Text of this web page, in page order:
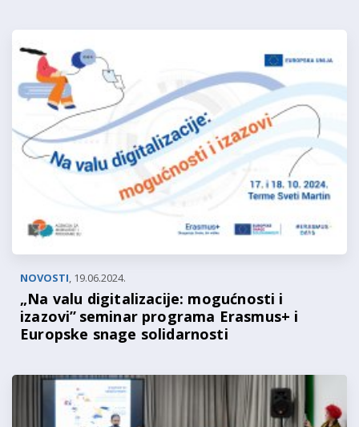
NOVOSTI, 19.06.2024.
„Na valu digitalizacije: mogućnosti i
izazovi” seminar programa Erasmus+ i
Europske snage solidarnosti